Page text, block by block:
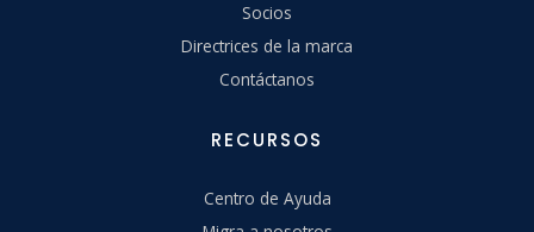
Socios
Directrices de la marca
Contáctanos
RECURSOS
Centro de Ayuda